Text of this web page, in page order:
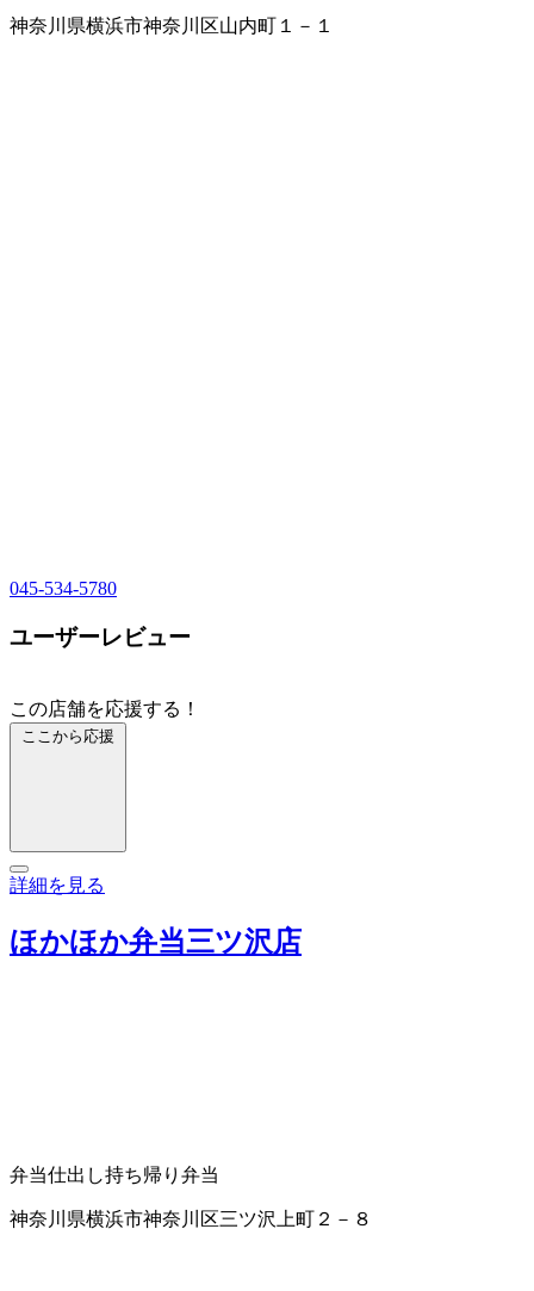
神奈川県横浜市神奈川区山内町１－１
045-534-5780
ユーザーレビュー
この店舗を応援する！
ここから応援
詳細を見る
ほかほか弁当三ツ沢店
弁当仕出し持ち帰り弁当
神奈川県横浜市神奈川区三ツ沢上町２－８